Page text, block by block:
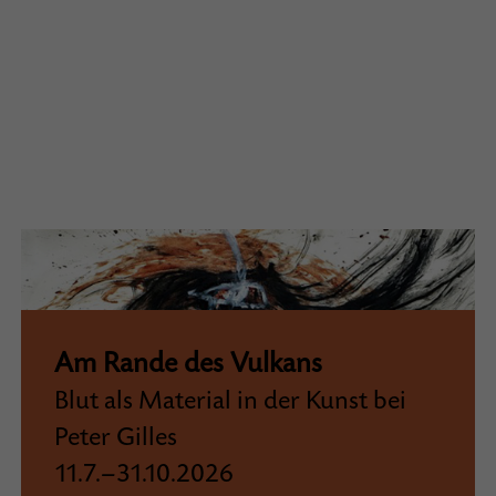
Am Rande des Vulkans
Blut als Material in der Kunst bei
Peter Gilles
11.7.–31.10.2026